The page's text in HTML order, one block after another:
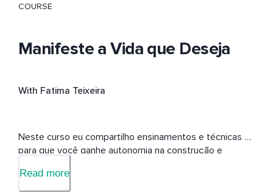
COURSE
Manifeste a Vida que Deseja
With Fatima Teixeira
Neste curso eu compartilho ensinamentos e técnicas
para que você ganhe autonomia na construção e
manifestar o que deseja em qualquer área da sua vida.
Read more